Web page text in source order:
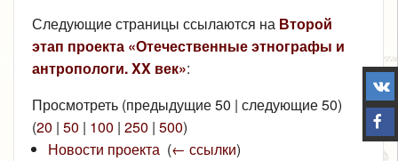
Следующие страницы ссылаются на Второй
этап проекта «Отечественные этнографы и
антропологи. XX век»:
Просмотреть (предыдущие 50 | следующие 50)
(20 | 50 | 100 | 250 | 500)
Новости проекта‎ (← ссылки)